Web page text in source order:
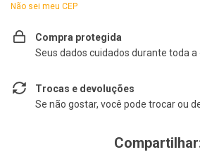
Não sei meu CEP
Compra protegida
Seus dados cuidados durante toda a
Trocas e devoluções
Se não gostar, você pode trocar ou